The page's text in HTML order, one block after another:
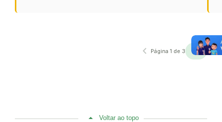
navigate_before
Anterior
Página 1 de 3 navigate_next
Próxima
Voltar ao topo